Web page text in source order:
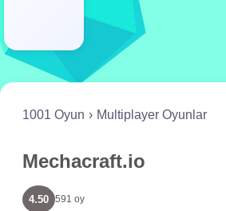
1001 Oyun Multiplayer Oyunlar
Mechacraft.io
4.50 591 oy